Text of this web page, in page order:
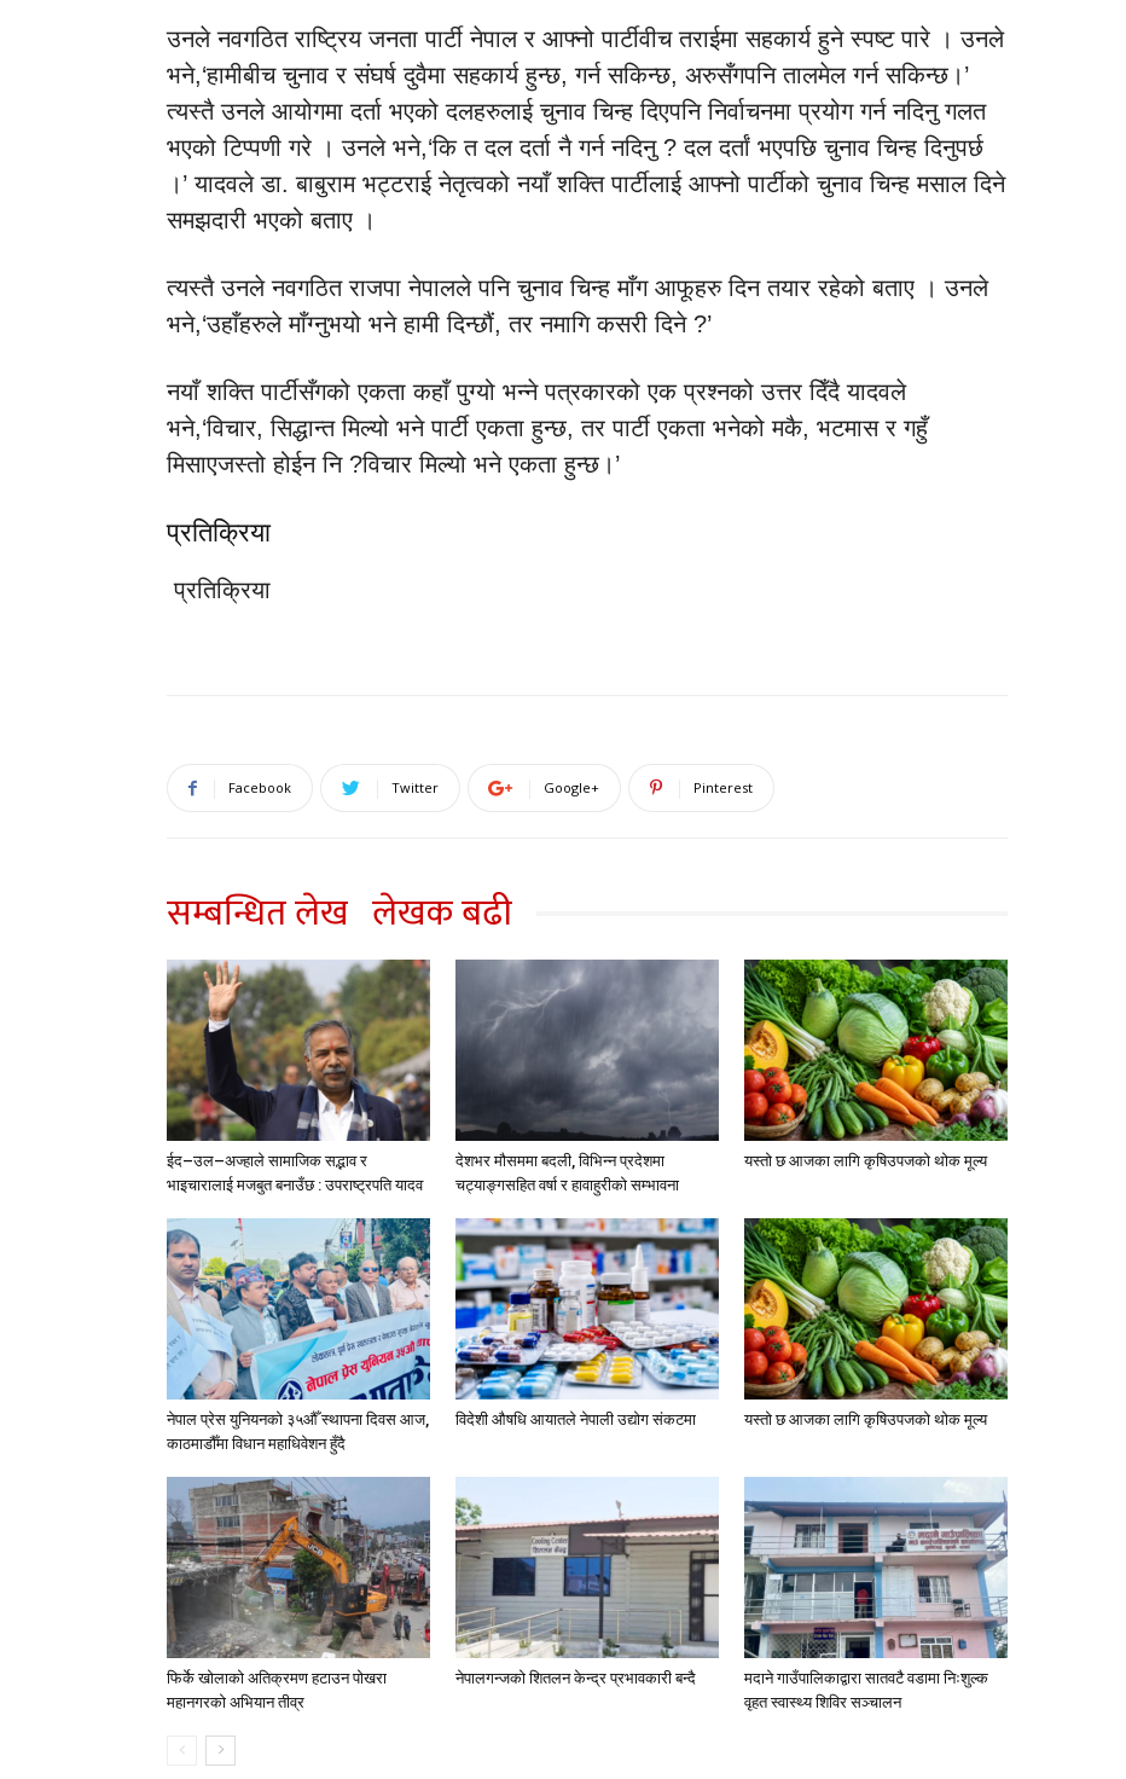
उनले नवगठित राष्ट्रिय जनता पार्टी नेपाल र आफ्नो पार्टीवीच तराईमा सहकार्य हुने स्पष्ट पारे । उनले
भने,‘हामीबीच चुनाव र संघर्ष दुवैमा सहकार्य हुन्छ, गर्न सकिन्छ, अरुसँगपनि तालमेल गर्न सकिन्छ।’
त्यस्तै उनले आयोगमा दर्ता भएको दलहरुलाई चुनाव चिन्ह दिएपनि निर्वाचनमा प्रयोग गर्न नदिनु गलत
भएको टिप्पणी गरे । उनले भने,‘कि त दल दर्ता नै गर्न नदिनु ? दल दर्तां भएपछि चुनाव चिन्ह दिनुपर्छ
।’ यादवले डा. बाबुराम भट्टराई नेतृत्वको नयाँ शक्ति पार्टीलाई आफ्नो पार्टीको चुनाव चिन्ह मसाल दिने
समझदारी भएको बताए ।
त्यस्तै उनले नवगठित राजपा नेपालले पनि चुनाव चिन्ह माँग आफूहरु दिन तयार रहेको बताए । उनले
भने,‘उहाँहरुले माँग्नुभयो भने हामी दिन्छौं, तर नमागि कसरी दिने ?’
नयाँ शक्ति पार्टीसँगको एकता कहाँ पुग्यो भन्ने पत्रकारको एक प्रश्नको उत्तर दिँदै यादवले
भने,‘विचार, सिद्धान्त मिल्यो भने पार्टी एकता हुन्छ, तर पार्टी एकता भनेको मकै, भटमास र गहुँ
मिसाएजस्तो होईन नि ?विचार मिल्यो भने एकता हुन्छ।’
प्रतिक्रिया
प्रतिक्रिया
Facebook Twitter Google+ Pinterest
सम्बन्धित लेख लेखक बढी
ईद–उल–अज्हाले सामाजिक सद्भाव र
भाइचारालाई मजबुत बनाउँछ : उपराष्ट्रपति यादव
देशभर मौसममा बदली, विभिन्न प्रदेशमा
चट्याङ्गसहित वर्षा र हावाहुरीको सम्भावना
यस्तो छ आजका लागि कृषिउपजको थोक मूल्य
नेपाल प्रेस युनियनको ३५औँ स्थापना दिवस आज,
काठमाडौँमा विधान महाधिवेशन हुँदै
विदेशी औषधि आयातले नेपाली उद्योग संकटमा यस्तो छ आजका लागि कृषिउपजको थोक मूल्य
फिर्के खोलाको अतिक्रमण हटाउन पोखरा
महानगरको अभियान तीव्र
नेपालगन्जको शितलन केन्द्र प्रभावकारी बन्दै
मदाने गाउँपालिकाद्वारा सातवटै वडामा निःशुल्क
वृहत स्वास्थ्य शिविर सञ्चालन